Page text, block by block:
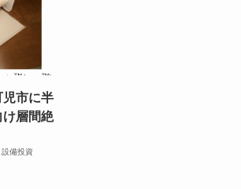
市に半
層間絶
設備投資